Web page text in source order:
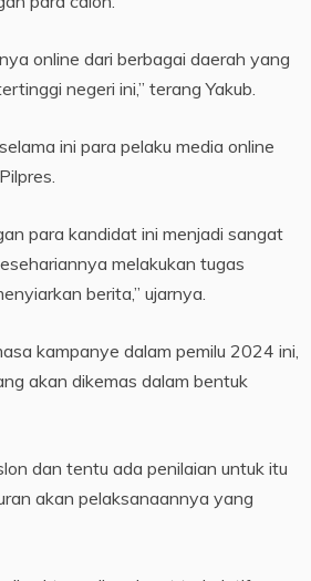
online dari berbagai daerah yang
negeri ini,” terang Yakub.
ini para pelaku media online
para kandidat ini menjadi sangat
melakukan tugas
berita,” ujarnya.
kampanye dalam pemilu 2024 ini,
akan dikemas dalam bentuk
dan tentu ada penilaian untuk itu
akan pelaksanaannya yang